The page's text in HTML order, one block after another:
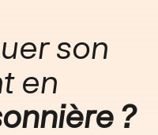
son
en
?